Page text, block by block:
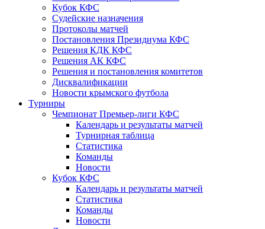
Кубок КФС
Судейские назначения
Протоколы матчей
Постановления Президиума КФС
Решения КДК КФС
Решения АК КФС
Решения и постановления комитетов
Дисквалификации
Новости крымского футбола
Турниры
Чемпионат Премьер-лиги КФС
Календарь и результаты матчей
Турнирная таблица
Статистика
Команды
Новости
Кубок КФС
Календарь и результаты матчей
Статистика
Команды
Новости